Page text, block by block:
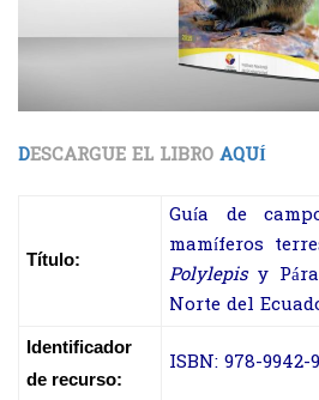
DESCARGUE EL LIBRO AQUÍ
Título:
Guía de
mamíferos
Polylepisy
Norte del
Identificador
de recurso:
ISBN: 978-9942-